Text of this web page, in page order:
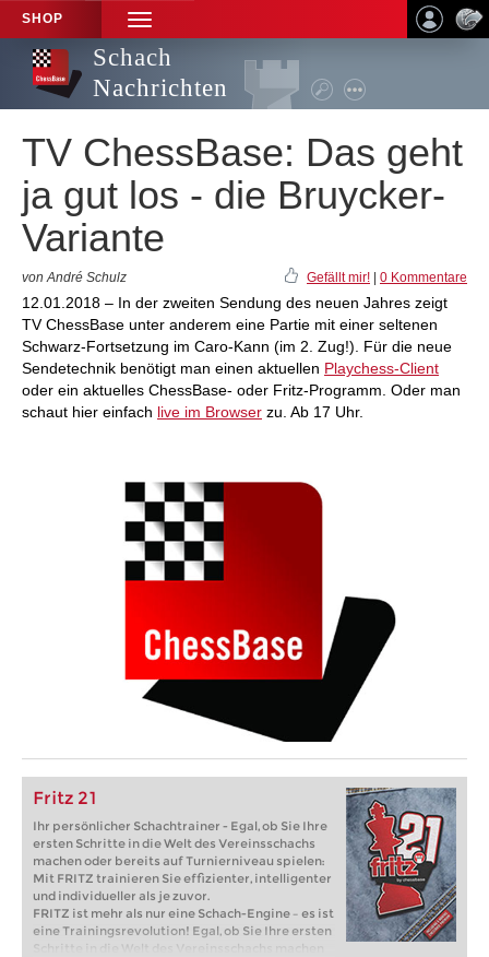
SHOP
TOGGLE
NAVIGATION
Schach
Nachrichten
TV ChessBase: Das geht
ja gut los - die Bruycker-
Variante
von André Schulz Gefällt mir! 0 Kommentare
12.01.2018 – In der zweiten Sendung des neuen Jahres zeigt
TV ChessBase unter anderem eine Partie mit einer seltenen
Schwarz-Fortsetzung im Caro-Kann (im 2. Zug!). Für die neue
Sendetechnik benötigt man einen aktuellen Playchess-Client
oder ein aktuelles ChessBase- oder Fritz-Programm. Oder man
schaut hier einfach live im Browser zu. Ab 17 Uhr.
Fritz 21
Ihr persönlicher Schachtrainer - Egal, ob Sie Ihre
ersten Schritte in die Welt des Vereinsschachs
machen oder bereits auf Turnierniveau spielen:
Mit FRITZ trainieren Sie effizienter, intelligenter
und individueller als je zuvor.
FRITZ ist mehr als nur eine Schach-Engine – es ist
eine Trainingsrevolution! Egal, ob Sie Ihre ersten
Schritte in die Welt des Vereinsschachs machen